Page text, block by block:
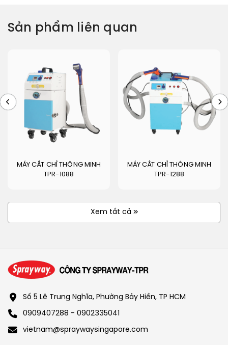
Sản phẩm liên quan
MÁY CẮT CHỈ THÔNG MINH
TPR-1088
MÁY CẮT CHỈ THÔNG MINH
TPR-1288
Xem tất cả
Số 5 Lê Trung Nghĩa, Phường Bảy Hiền, TP HCM
0909407288 - 0902335041
vietnam@spraywaysingapore.com